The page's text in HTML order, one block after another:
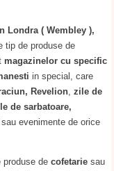
Londra ( Wembley ),
tip de produse de
magazinelor cu specific
in special, care
Revelion,zile de
de sarbatoare,
evenimente de orice
produse decofetariesau